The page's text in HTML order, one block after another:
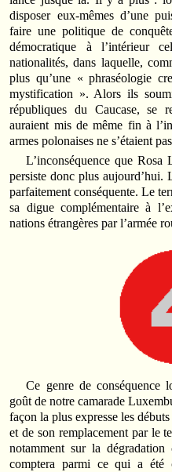
disposer eux-mêmes d’une
faire une politique de
démocratique à l’intérieur
nationalités, dans laquelle,
plus qu’une « phraséologie
mystification ». Alors ils
républiques du Caucase, se
auraient mis de même fin à
armes polonaises ne s’étaient
L’inconséquence que
persiste donc plus aujourd’hui.
parfaitement conséquente. Le
sa digue complémentaire à
nations étrangères par l’armée
Ce genre de conséquence
goût de notre camarade
façon la plus expresse les
et de son remplacement par le
notamment sur la
comptera parmi ce qui a